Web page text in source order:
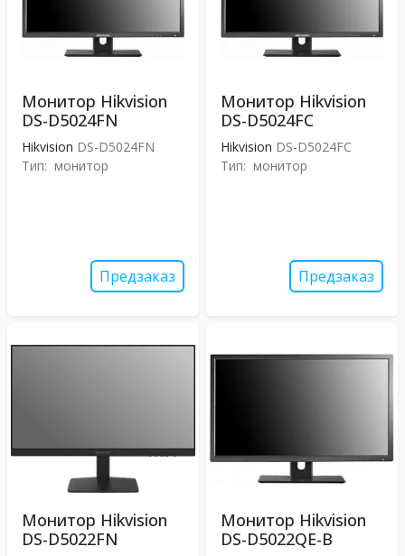
Монитор Hikvision
DS-D5024FN
Hikvision DS-D5024FN
Тип: монитор
Предзаказ
Монитор Hikvision
DS-D5024FC
Hikvision DS-D5024FC
Тип: монитор
Предзаказ
Монитор Hikvision
DS-D5022FN
Монитор Hikvision
DS-D5022QE-B